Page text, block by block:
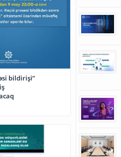
bildirişi”